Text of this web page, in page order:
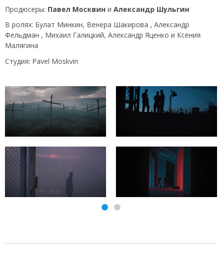
Продюсеры: Павел Москвин и Александр Шульгин
В ролях: Булат Минкин, Венера Шакирова , Александр
Фельдман , Михаил Галицкий, Александр Яценко и Ксения
Малягина
Студия: Pavel Moskvin